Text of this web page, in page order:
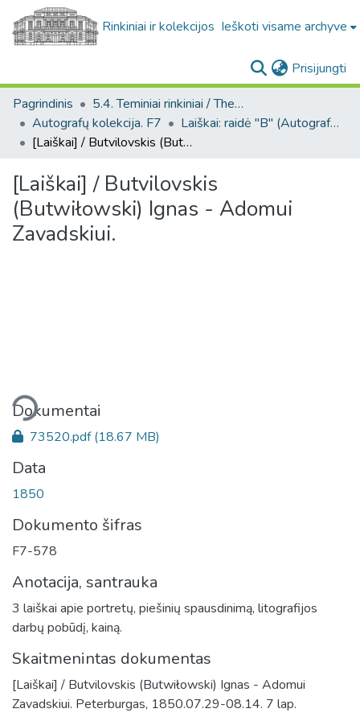
Rinkiniai ir kolekcijos Ieškoti visame archyve
Prisijungti
Pagrindinis
5.4. Teminiai rinkiniai / Thematic collections
Autografų kolekcija. F7
Laiškai: raidė "B" (Autografų kolekcija. F7)
[Laiškai] / Butvilovskis (Butwiłowski) Ignas - Adomui Zavadskiui.
[Laiškai] / Butvilovskis
(Butwiłowski) Ignas - Adomui
Zavadskiui.
Dokumentai
73520.pdf(18.67 MB)
Data
1850
Dokumento šifras
F7-578
Anotacija, santrauka
3 laiškai apie portretų, piešinių spausdinimą, litografijos
darbų pobūdį, kainą.
Skaitmenintas dokumentas
[Laiškai] / Butvilovskis (Butwiłowski) Ignas - Adomui
Zavadskiui. Peterburgas, 1850.07.29-08.14. 7 lap.